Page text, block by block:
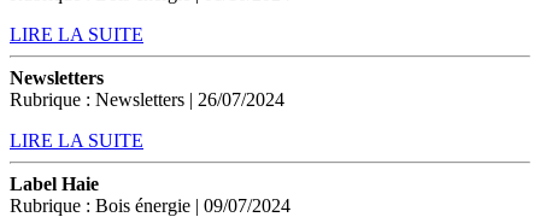
LIRE LA SUITE
Newsletters
Rubrique : Newsletters | 26/07/2024
LIRE LA SUITE
Label Haie
Rubrique : Bois énergie | 09/07/2024